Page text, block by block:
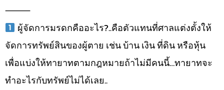
⸻
ผู้จัดการมรดกคืออะไร?..คือตัวแทนที่ศาลแต่งตั้งให้
จัดการทรัพย์สินของผู้ตาย เช่น บ้าน เงิน ที่ดิน หรือหุ้น
เพื่อแบ่งให้ทายาทตามกฎหมายถ้าไม่มีคนนี้…ทายาทจะ
ทำอะไรกับทรัพย์ไม่ได้เลย..